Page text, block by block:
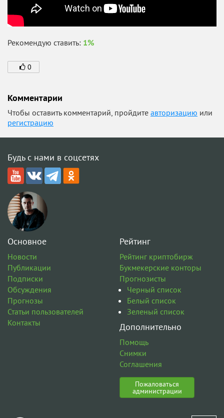
Рекомендую ставить: 1%
0
Комментарии
Чтобы оставить комментарий, пройдите авторизацию или
регистрацию
Будь с нами в соцсетях
Основное
Новости
Публикации
Подписки
Обсуждения
Прогнозы
Статьи пользователей
Контакты
Рейтинг
Рейтинг криптобирж
Букмекерские конторы
Прогнозисты
Черный список
Белый список
Зеленый список
Дополнительно
Помощь
Снимки
Соглашения
Пожаловаться
администрации